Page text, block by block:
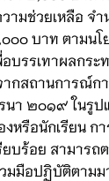
วามช่วยเหลือ จ
๐๐ บาท ตามนโ
บรรเทาผลกระ
ากสถานการณ์ก
รนา ๒๐๑๙ ในรู
หรือนักเรียน ก
ยบร้อย สามารถ
มมือปฏิบัติตาม